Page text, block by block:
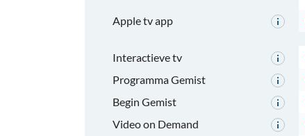
Apple tv app
Interactieve tv
Programma Gemist
Begin Gemist
Video on Demand